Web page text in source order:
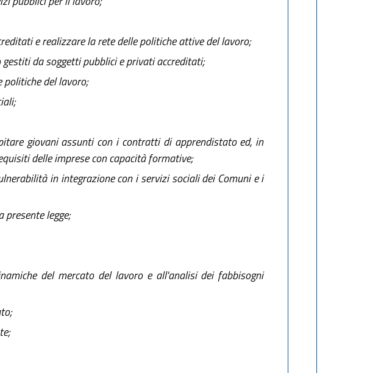
e realizzare la rete delle politiche attive del lavoro;
da soggetti pubblici e privati accreditati;
del lavoro;
giovani assunti con i contratti di apprendistato ed, in
delle imprese con capacità formative;
in integrazione con i servizi sociali dei Comuni e i
legge;
del mercato del lavoro e all'analisi dei fabbisogni